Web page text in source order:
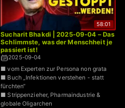
58:01
Sucharit Bhakdi | 2025-09-04 – Das
Schlimmste, was der Menschheit je
passiert ist!
2025-09-04
■ vom Experten zur Persona non grata
■ Buch „Infektionen verstehen - statt
fürchten“
■ Strippenzieher, Pharmaindustrie &
globale Oligarchen